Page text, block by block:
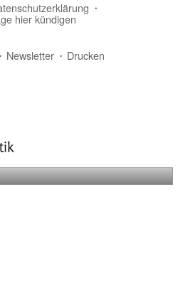
hier kündigen
Newsletter Drucken